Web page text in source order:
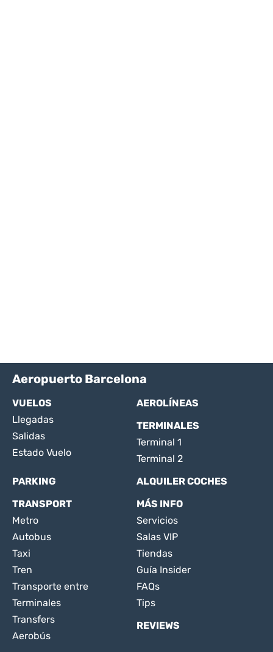
Aeropuerto Barcelona
VUELOS
Llegadas
Salidas
Estado Vuelo
AEROLÍNEAS
TERMINALES
Terminal 1
Terminal 2
PARKING
ALQUILER COCHES
TRANSPORT
Metro
Autobus
Taxi
Tren
Transporte entre
Terminales
Transfers
Aerobús
MÁS INFO
Servicios
Salas VIP
Tiendas
Guía Insider
FAQs
Tips
REVIEWS